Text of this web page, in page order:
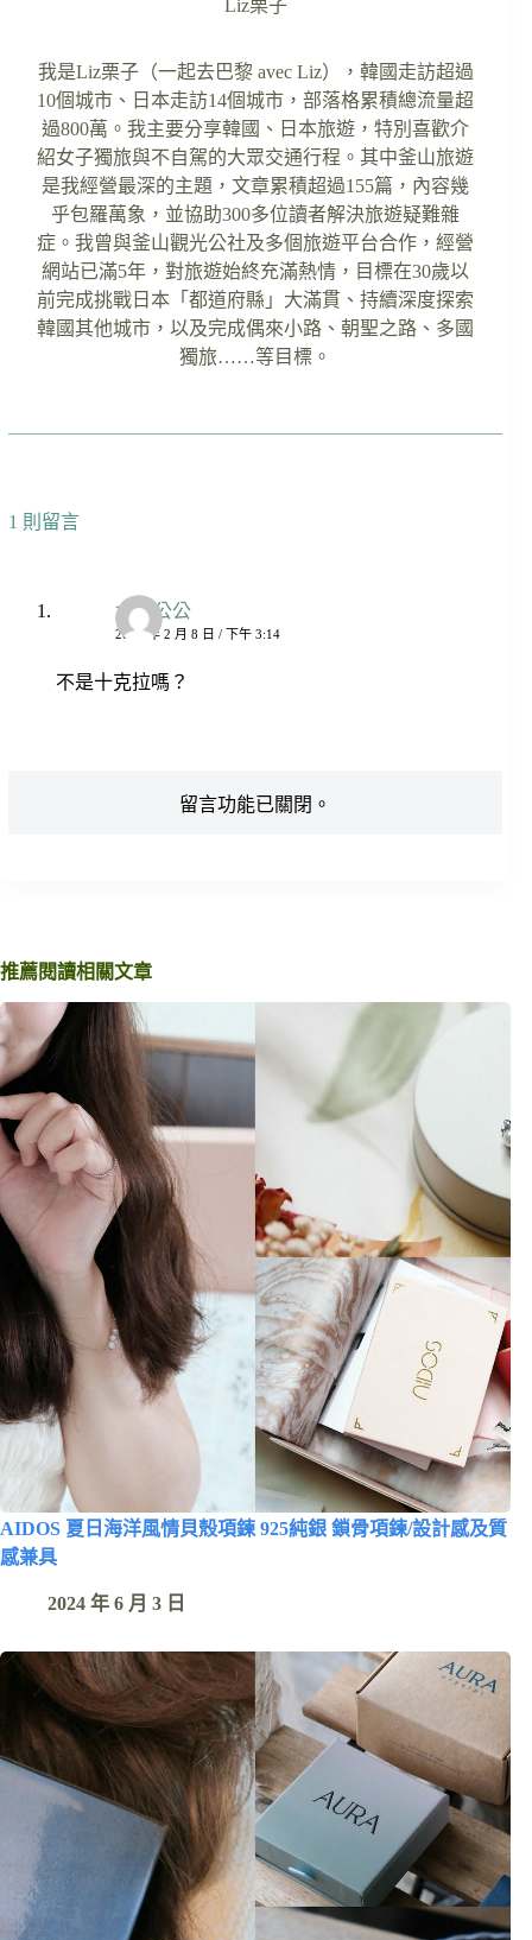
Liz栗子
我是Liz栗子（一起去巴黎 avec Liz），韓國走訪超過
10個城市、日本走訪14個城市，部落格累積總流量超
過800萬。我主要分享韓國、日本旅遊，特別喜歡介
紹女子獨旅與不自駕的大眾交通行程。其中釜山旅遊
是我經營最深的主題，文章累積超過155篇，內容幾
乎包羅萬象，並協助300多位讀者解決旅遊疑難雜
症。我曾與釜山觀光公社及多個旅遊平台合作，經營
網站已滿5年，對旅遊始終充滿熱情，目標在30歲以
前完成挑戰日本「都道府縣」大滿貫、持續深度探索
韓國其他城市，以及完成偶來小路、朝聖之路、多國
獨旅……等目標。
1 則留言
太陽公公
2022 年 2 月 8 日 / 下午 3:14
不是十克拉嗎？
留言功能已關閉。
推薦閱讀相關文章
AIDOS 夏日海洋風情貝殼項鍊 925純銀 鎖骨項鍊/設計感及質
感兼具
2024 年 6 月 3 日